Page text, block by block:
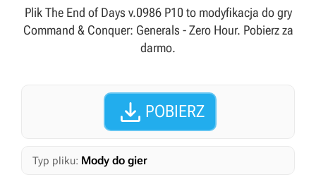
Plik The End of Days v.0986 P10 to modyfikacja do gry
Command & Conquer: Generals - Zero Hour. Pobierz za
darmo.
 POBIERZ
Typ pliku: Mody do gier